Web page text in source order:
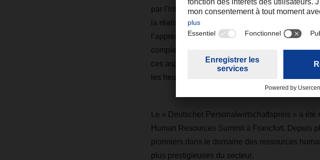
par l’intelligence artificielle permet de proposer
la réalisation des formations obligatoires dans
l’apprentissage doit être le plus simple possible
complexes ou des caractères spéciaux peuvent
ces aspects dans notre concept, car ici,
les heures de travail. »
Le « Deutscher Personalwirtschaftspreis » a
Human Resources Summit à Francfort. Depuis
pionniers dans le domaine des ressources
plus prestigieuses du secteur.